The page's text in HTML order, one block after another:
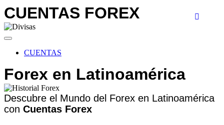
CUENTAS FOREX
CUENTAS
Forex en Latinoamérica
Descubre el Mundo del Forex en Latinoamérica
con Cuentas Forex